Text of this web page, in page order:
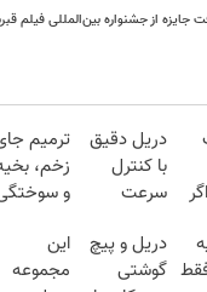
جایزه از جشنواره بین‌المللی فیلم
دریل دقیق
با کنترل
سرعت
(مجموعه
47عددی +
ترمیم
زخم،
و
هفته!!😍
دریل و پیچ
گوشتی
این
مجموعه